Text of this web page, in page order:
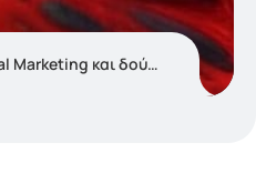
δούλεψε σε Ελλάδα & εξωτερικό